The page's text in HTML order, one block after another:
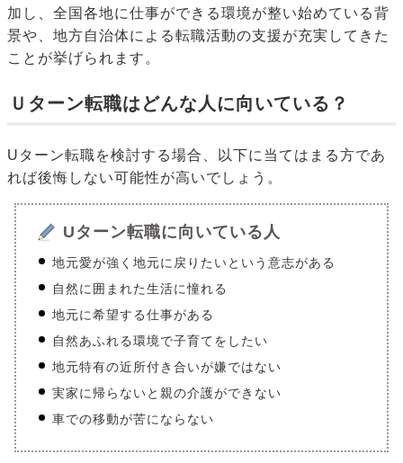
加し、全国各地に仕事ができる環境が整い始めている背
景や、地方自治体による転職活動の支援が充実してきた
ことが挙げられます。
Ｕターン転職はどんな人に向いている？
Uターン転職を検討する場合、以下に当てはまる方であ
れば後悔しない可能性が高いでしょう。
Uターン転職に向いている人
地元愛が強く地元に戻りたいという意志がある
自然に囲まれた生活に憧れる
地元に希望する仕事がある
自然あふれる環境で子育てをしたい
地元特有の近所付き合いが嫌ではない
実家に帰らないと親の介護ができない
車での移動が苦にならない